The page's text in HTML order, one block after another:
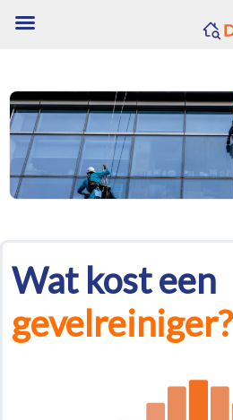
Wat kost een
gevelreiniger?